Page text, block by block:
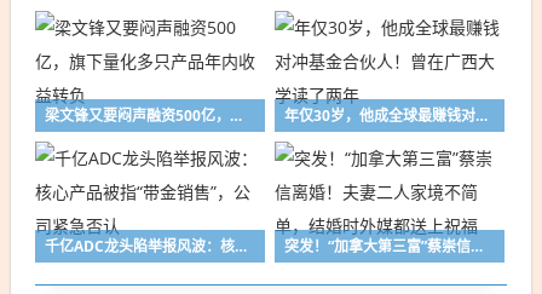
梁文锋又要闷声融资500亿，旗下量化多只产品年内收益转负 年仅30岁，他成全球最赚钱对冲基金合伙人！曾在广西大学读了两年
千亿ADC龙头陷举报风波：核心产品被指“带金销售”，公司紧急否认 突发！“加拿大第三富”蔡崇信离婚！夫妻二人家境不简单，结婚时外媒都送上祝福